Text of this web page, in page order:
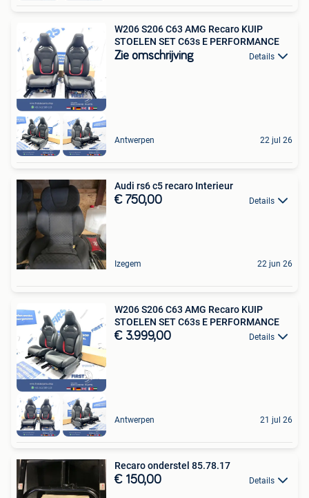
W206 S206 C63 AMG Recaro KUIP
STOELEN SET C63s E PERFORMANCE
Zie omschrijving Details
Antwerpen 22 jul 26
Audi rs6 c5 recaro Interieur
€ 750,00 Details
Izegem 22 jun 26
W206 S206 C63 AMG Recaro KUIP
STOELEN SET C63s E PERFORMANCE
€ 3.999,00 Details
Antwerpen 21 jul 26
Recaro onderstel 85.78.17
€ 150,00 Details